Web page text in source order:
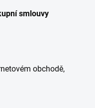
smlouvy
obchodě,